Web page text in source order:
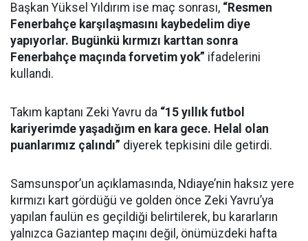
Başkan Yüksel Yıldırım ise maç sonrası, “Resmen
Fenerbahçe karşılaşmasını kaybedelim diye
yapıyorlar. Bugünkü kırmızı karttan sonra
Fenerbahçe maçında forvetim yok” ifadelerini
kullandı.
Takım kaptanı Zeki Yavru da “15 yıllık futbol
kariyerimde yaşadığım en kara gece. Helal olan
puanlarımız çalındı” diyerek tepkisini dile getirdi.
Samsunspor’un açıklamasında, Ndiaye’nin haksız yere
kırmızı kart gördüğü ve golden önce Zeki Yavru’ya
yapılan faulün es geçildiği belirtilerek, bu kararların
yalnızca Gaziantep maçını değil, önümüzdeki hafta